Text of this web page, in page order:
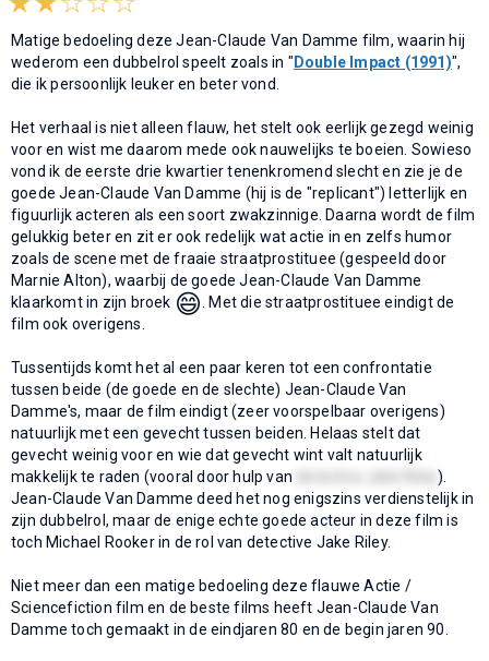
Matige bedoeling deze Jean-Claude Van Damme film, waarin hij
wederom een dubbelrol speelt zoals in " Double Impact (1991)",
die ik persoonlijk leuker en beter vond.
Het verhaal is niet alleen flauw, het stelt ook eerlijk gezegd weinig
voor en wist me daarom mede ook nauwelijks te boeien. Sowieso
vond ik de eerste drie kwartier tenenkromend slecht en zie je de
goede Jean-Claude Van Damme (hij is de "replicant") letterlijk en
figuurlijk acteren als een soort zwakzinnige. Daarna wordt de film
gelukkig beter en zit er ook redelijk wat actie in en zelfs humor
zoals de scene met de fraaie straatprostituee (gespeeld door
Marnie Alton), waarbij de goede Jean-Claude Van Damme
klaarkomt in zijn broek 😄 . Met die straatprostituee eindigt de
film ook overigens.
Tussentijds komt het al een paar keren tot een confrontatie
tussen beide (de goede en de slechte) Jean-Claude Van
Damme's, maar de film eindigt (zeer voorspelbaar overigens)
natuurlijk met een gevecht tussen beiden. Helaas stelt dat
gevecht weinig voor en wie dat gevecht wint valt natuurlijk
makkelijk te raden (vooral door hulp van
detective Jake Riley).
Jean-Claude Van Damme deed het nog enigszins verdienstelijk in
zijn dubbelrol, maar de enige echte goede acteur in deze film is
toch Michael Rooker in de rol van detective Jake Riley.
Niet meer dan een matige bedoeling deze flauwe Actie /
Sciencefiction film en de beste films heeft Jean-Claude Van
Damme toch gemaakt in de eindjaren 80 en de begin jaren 90.